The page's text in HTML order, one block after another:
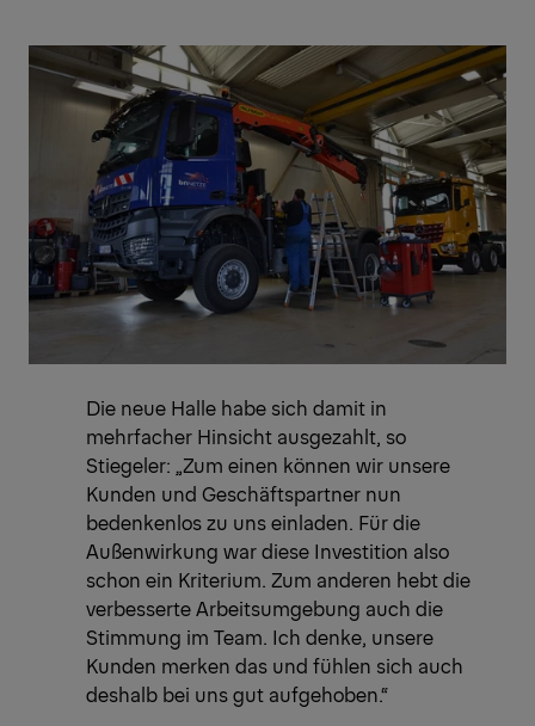
Die neue Halle habe sich damit in
mehrfacher Hinsicht ausgezahlt, so
Stiegeler: „Zum einen können wir unsere
Kunden und Geschäftspartner nun
bedenkenlos zu uns einladen. Für die
Außenwirkung war diese Investition also
schon ein Kriterium. Zum anderen hebt die
verbesserte Arbeitsumgebung auch die
Stimmung im Team. Ich denke, unsere
Kunden merken das und fühlen sich auch
deshalb bei uns gut aufgehoben.“